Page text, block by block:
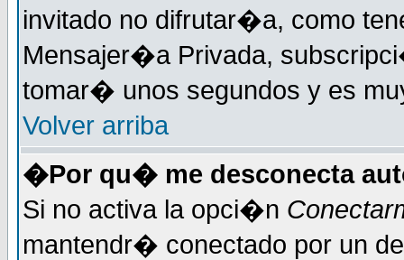
invitado no difrutar�a, como
Mensajer�a Privada,
tomar� unos segundos y es
Volver arriba
�Por qu� me desconecta
Si no activa la opci�n
mantendr� conectado por un